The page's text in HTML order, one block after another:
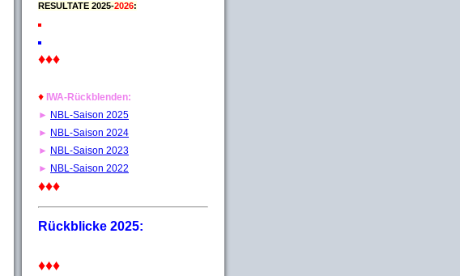
RESULTATE 2025-2026:
♦♦♦
♦ IWA-Rückblenden:
► NBL-Saison 2025
► NBL-Saison 2024
► NBL-Saison 2023
► NBL-Saison 2022
♦♦♦
Rückblicke 2025:
♦♦♦